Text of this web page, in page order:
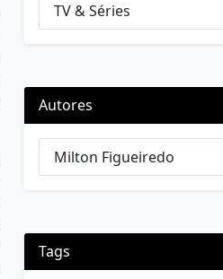
TV & Séries
Autores
Milton Figueiredo
Tags